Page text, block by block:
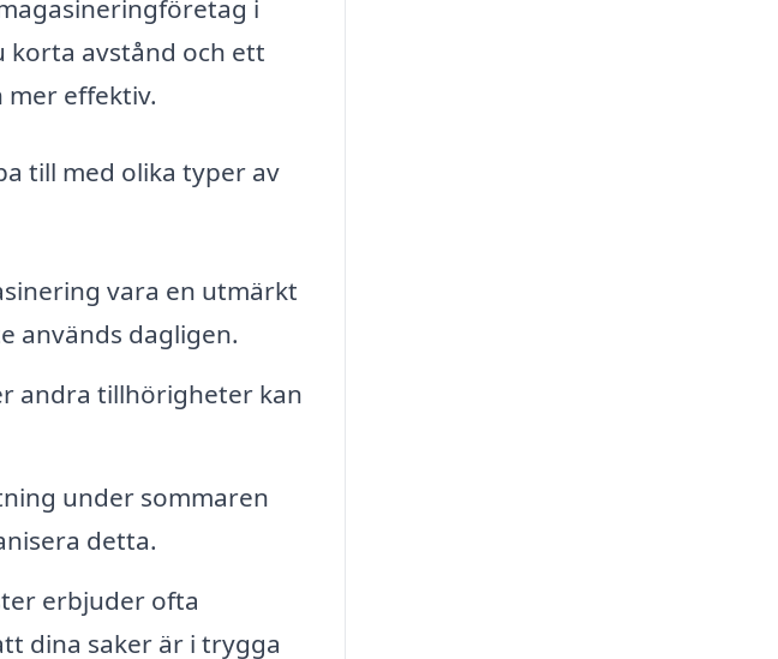
i
korta avstånd och ett
mer effektiv.
till med olika typer av
vara en utmärkt
används dagligen.
andra tillhörigheter kan
under sommaren
detta.
erbjuder ofta
dina saker är i trygga